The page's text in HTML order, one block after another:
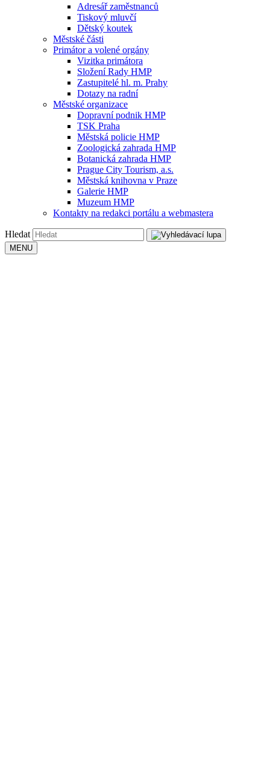
Adresář zaměstnanců
Tiskový mluvčí
Dětský koutek
Městské části
Primátor a volené orgány
Vizitka primátora
Složení Rady HMP
Zastupitelé hl. m. Prahy
Dotazy na radní
Městské organizace
Dopravní podnik HMP
TSK Praha
Městská policie HMP
Zoologická zahrada HMP
Botanická zahrada HMP
Prague City Tourism, a.s.
Městská knihovna v Praze
Galerie HMP
Muzeum HMP
Kontakty na redakci portálu a webmastera
Hledat
MENU